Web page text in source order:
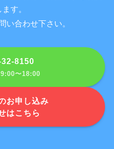
す。
い合わせ下さい。
8150
〜18:00
お申し込み
はこちら